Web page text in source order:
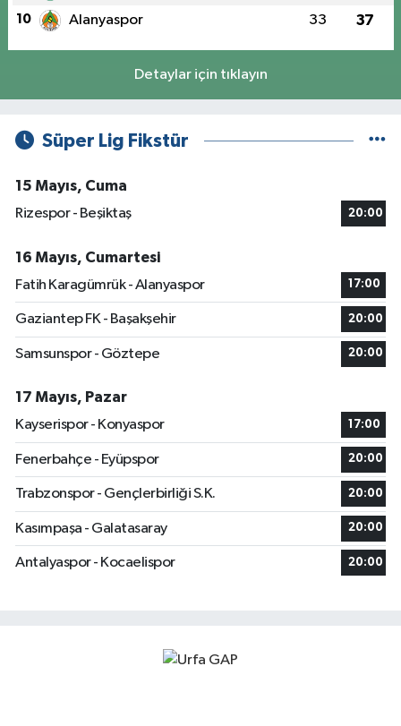
10 Alanyaspor 33 37
Detaylar için tıklayın
Süper Lig Fikstür
15 Mayıs, Cuma
Rizespor - Beşiktaş
20:00
16 Mayıs, Cumartesi
Fatih Karagümrük - Alanyaspor
17:00
Gaziantep FK - Başakşehir 20:00
Samsunspor - Göztepe 20:00
17 Mayıs, Pazar
Kayserispor - Konyaspor
17:00
Fenerbahçe - Eyüpspor 20:00
Trabzonspor - Gençlerbirliği S.K. 20:00
Kasımpaşa - Galatasaray 20:00
Antalyaspor - Kocaelispor 20:00